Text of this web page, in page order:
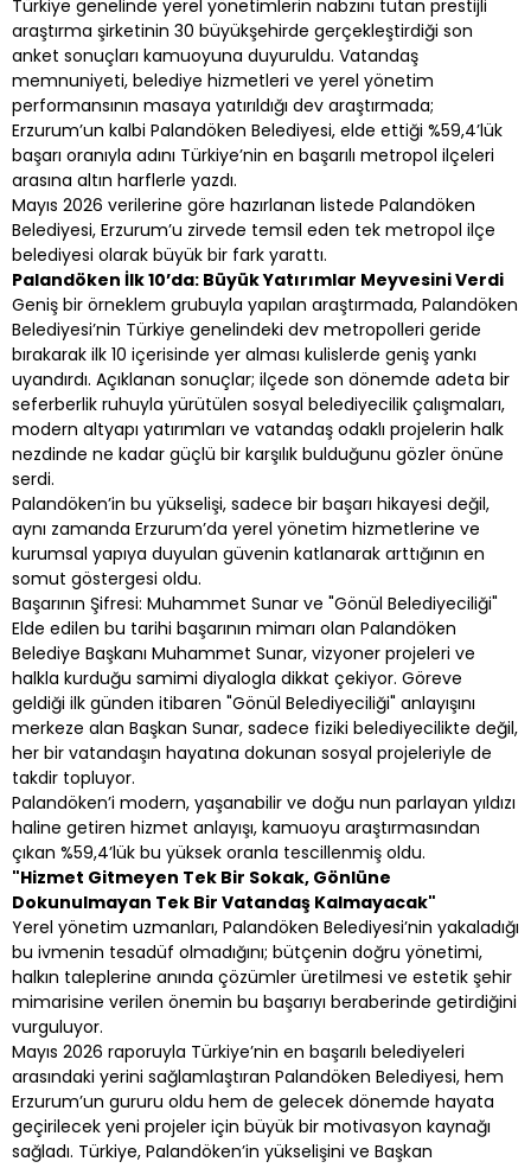
Türkiye genelinde yerel yönetimlerin nabzını tutan prestijli
araştırma şirketinin 30 büyükşehirde gerçekleştirdiği son
anket sonuçları kamuoyuna duyuruldu. Vatandaş
memnuniyeti, belediye hizmetleri ve yerel yönetim
performansının masaya yatırıldığı dev araştırmada;
Erzurum’un kalbi Palandöken Belediyesi, elde ettiği %59,4’lük
başarı oranıyla adını Türkiye’nin en başarılı metropol ilçeleri
arasına altın harflerle yazdı.
Mayıs 2026 verilerine göre hazırlanan listede Palandöken
Belediyesi, Erzurum’u zirvede temsil eden tek metropol ilçe
belediyesi olarak büyük bir fark yarattı.
Palandöken İlk 10’da: Büyük Yatırımlar Meyvesini Verdi
Geniş bir örneklem grubuyla yapılan araştırmada, Palandöken
Belediyesi’nin Türkiye genelindeki dev metropolleri geride
bırakarak ilk 10 içerisinde yer alması kulislerde geniş yankı
uyandırdı. Açıklanan sonuçlar; ilçede son dönemde adeta bir
seferberlik ruhuyla yürütülen sosyal belediyecilik çalışmaları,
modern altyapı yatırımları ve vatandaş odaklı projelerin halk
nezdinde ne kadar güçlü bir karşılık bulduğunu gözler önüne
serdi.
Palandöken’in bu yükselişi, sadece bir başarı hikayesi değil,
aynı zamanda Erzurum’da yerel yönetim hizmetlerine ve
kurumsal yapıya duyulan güvenin katlanarak arttığının en
somut göstergesi oldu.
Başarının Şifresi: Muhammet Sunar ve "Gönül Belediyeciliği"
Elde edilen bu tarihi başarının mimarı olan Palandöken
Belediye Başkanı Muhammet Sunar, vizyoner projeleri ve
halkla kurduğu samimi diyalogla dikkat çekiyor. Göreve
geldiği ilk günden itibaren "Gönül Belediyeciliği" anlayışını
merkeze alan Başkan Sunar, sadece fiziki belediyecilikte değil,
her bir vatandaşın hayatına dokunan sosyal projeleriyle de
takdir topluyor.
Palandöken’i modern, yaşanabilir ve doğu nun parlayan yıldızı
haline getiren hizmet anlayışı, kamuoyu araştırmasından
çıkan %59,4’lük bu yüksek oranla tescillenmiş oldu.
"Hizmet Gitmeyen Tek Bir Sokak, Gönlüne
Dokunulmayan Tek Bir Vatandaş Kalmayacak"
Yerel yönetim uzmanları, Palandöken Belediyesi’nin yakaladığı
bu ivmenin tesadüf olmadığını; bütçenin doğru yönetimi,
halkın taleplerine anında çözümler üretilmesi ve estetik şehir
mimarisine verilen önemin bu başarıyı beraberinde getirdiğini
vurguluyor.
Mayıs 2026 raporuyla Türkiye’nin en başarılı belediyeleri
arasındaki yerini sağlamlaştıran Palandöken Belediyesi, hem
Erzurum’un gururu oldu hem de gelecek dönemde hayata
geçirilecek yeni projeler için büyük bir motivasyon kaynağı
sağladı. Türkiye, Palandöken’in yükselişini ve Başkan